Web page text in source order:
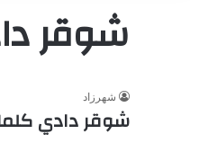
شوقر
شهرزاد
شوقر دادي